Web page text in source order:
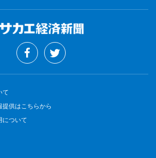
て
供はこちらから
について